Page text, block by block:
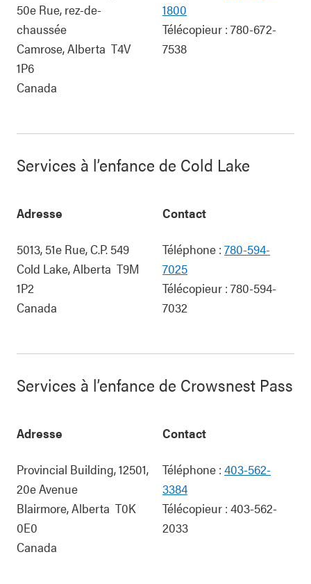
50e Rue, rez-de-
chaussée
Camrose,Alberta T4V
1P6
Canada
1800
Télécopieur : 780-672-
7538
Services à l’enfance de Cold Lake
Adresse
5013, 51e Rue, C.P. 549
Cold Lake,Alberta T9M
1P2
Canada
Contact
Téléphone : 780-594-
7025
Télécopieur : 780-594-
7032
Services à l’enfance de Crowsnest Pass
Adresse
Provincial Building, 12501,
20e Avenue
Blairmore,Alberta T0K
0E0
Canada
Contact
Téléphone : 403-562-
3384
Télécopieur : 403-562-
2033